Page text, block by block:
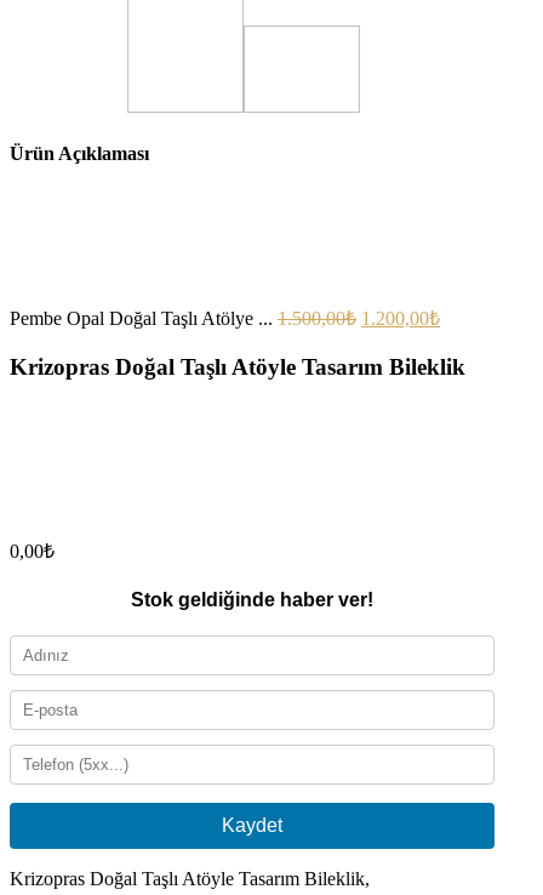
Ürün Açıklaması
Pembe Opal Doğal Taşlı Atölye ... 1.500,00₺ 1.200,00₺
Krizopras Doğal Taşlı Atöyle Tasarım Bileklik
0,00₺
Stok geldiğinde haber ver!
Kaydet
Krizopras Doğal Taşlı Atöyle Tasarım Bileklik,